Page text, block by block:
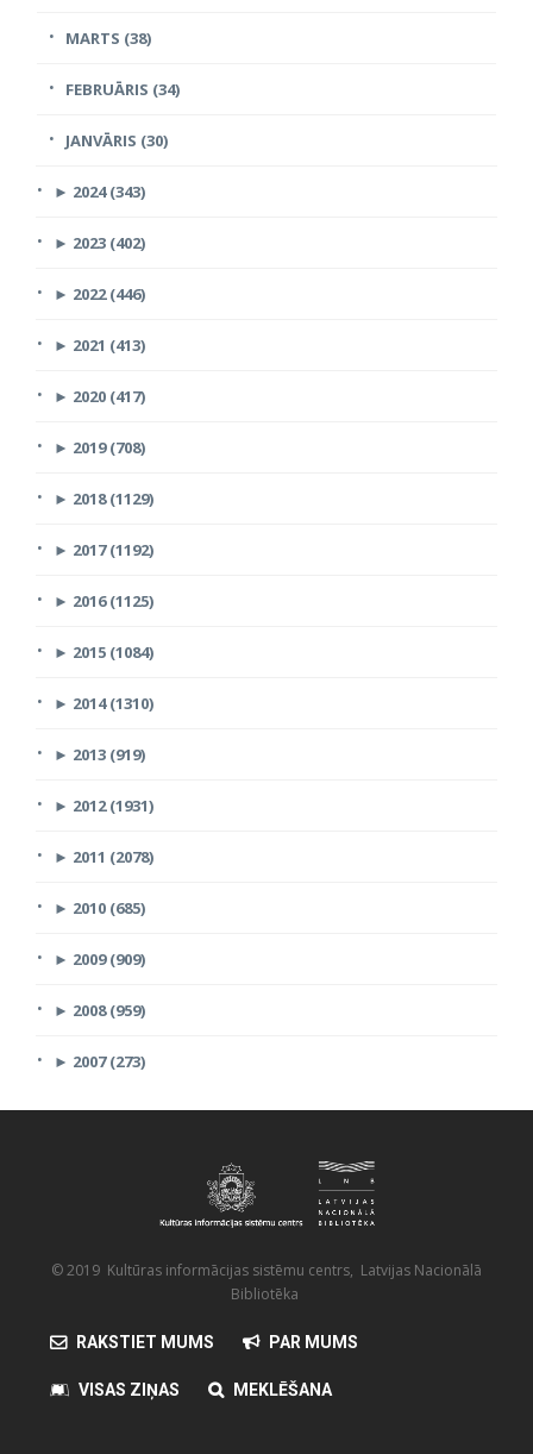
MARTS (38)
FEBRUĀRIS (34)
JANVĀRIS (30)
► 2024 (343)
► 2023 (402)
► 2022 (446)
► 2021 (413)
► 2020 (417)
► 2019 (708)
► 2018 (1129)
► 2017 (1192)
► 2016 (1125)
► 2015 (1084)
► 2014 (1310)
► 2013 (919)
► 2012 (1931)
► 2011 (2078)
► 2010 (685)
► 2009 (909)
► 2008 (959)
► 2007 (273)
© 2019 Kultūras informācijas sistēmu centrs, Latvijas Nacionālā
Bibliotēka
RAKSTIET MUMS PAR MUMS
VISAS ZIŅAS MEKLĒŠANA